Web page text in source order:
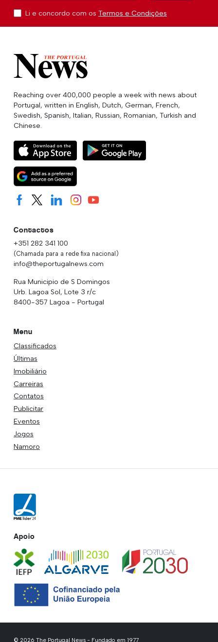
Li e concordo com os Termos e Condições
Reaching over 400,000 people a week with news about
Portugal, written in English, Dutch, German, French,
Swedish, Spanish, Italian, Russian, Romanian, Turkish and
Chinese.
Contactos
+351 282 341 100
(Chamada para a rede fixa nacional)
info@theportugalnews.com
Rua Municipio de S Domingos
Urb. Lagoa Sol, Lote 3 r/c
8400-357 Lagoa - Portugal
Menu
Classificados
Últimas
Imobiliário
Carreiras
Contatos
Publicitar
Eventos
Jogos
Namoro
Apoio
© 2026 The Portugal News - Fundado em 1977